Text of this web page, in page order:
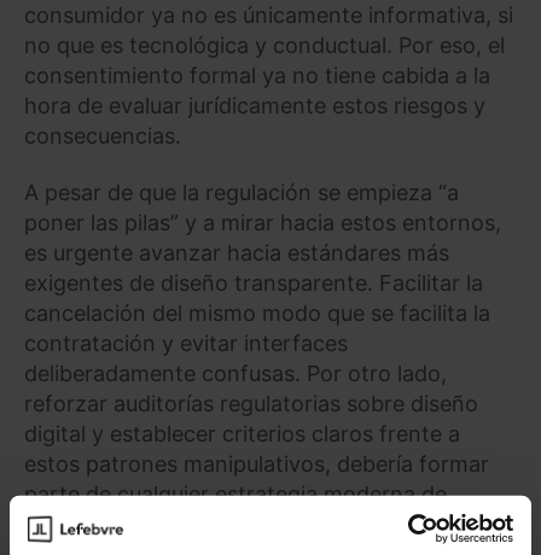
consumidor ya no es únicamente informativa, si
no que es tecnológica y conductual. Por eso, el
consentimiento formal ya no tiene cabida a la
hora de evaluar jurídicamente estos riesgos y
consecuencias.
A pesar de que la regulación se empieza “a
poner las pilas” y a mirar hacia estos entornos,
es urgente avanzar hacia estándares más
exigentes de diseño transparente. Facilitar la
cancelación del mismo modo que se facilita la
contratación y evitar interfaces
deliberadamente confusas. Por otro lado,
reforzar auditorías regulatorias sobre diseño
digital y establecer criterios claros frente a
estos patrones manipulativos, debería formar
parte de cualquier estrategia moderna de
protección al consumidor. La propia Comisión